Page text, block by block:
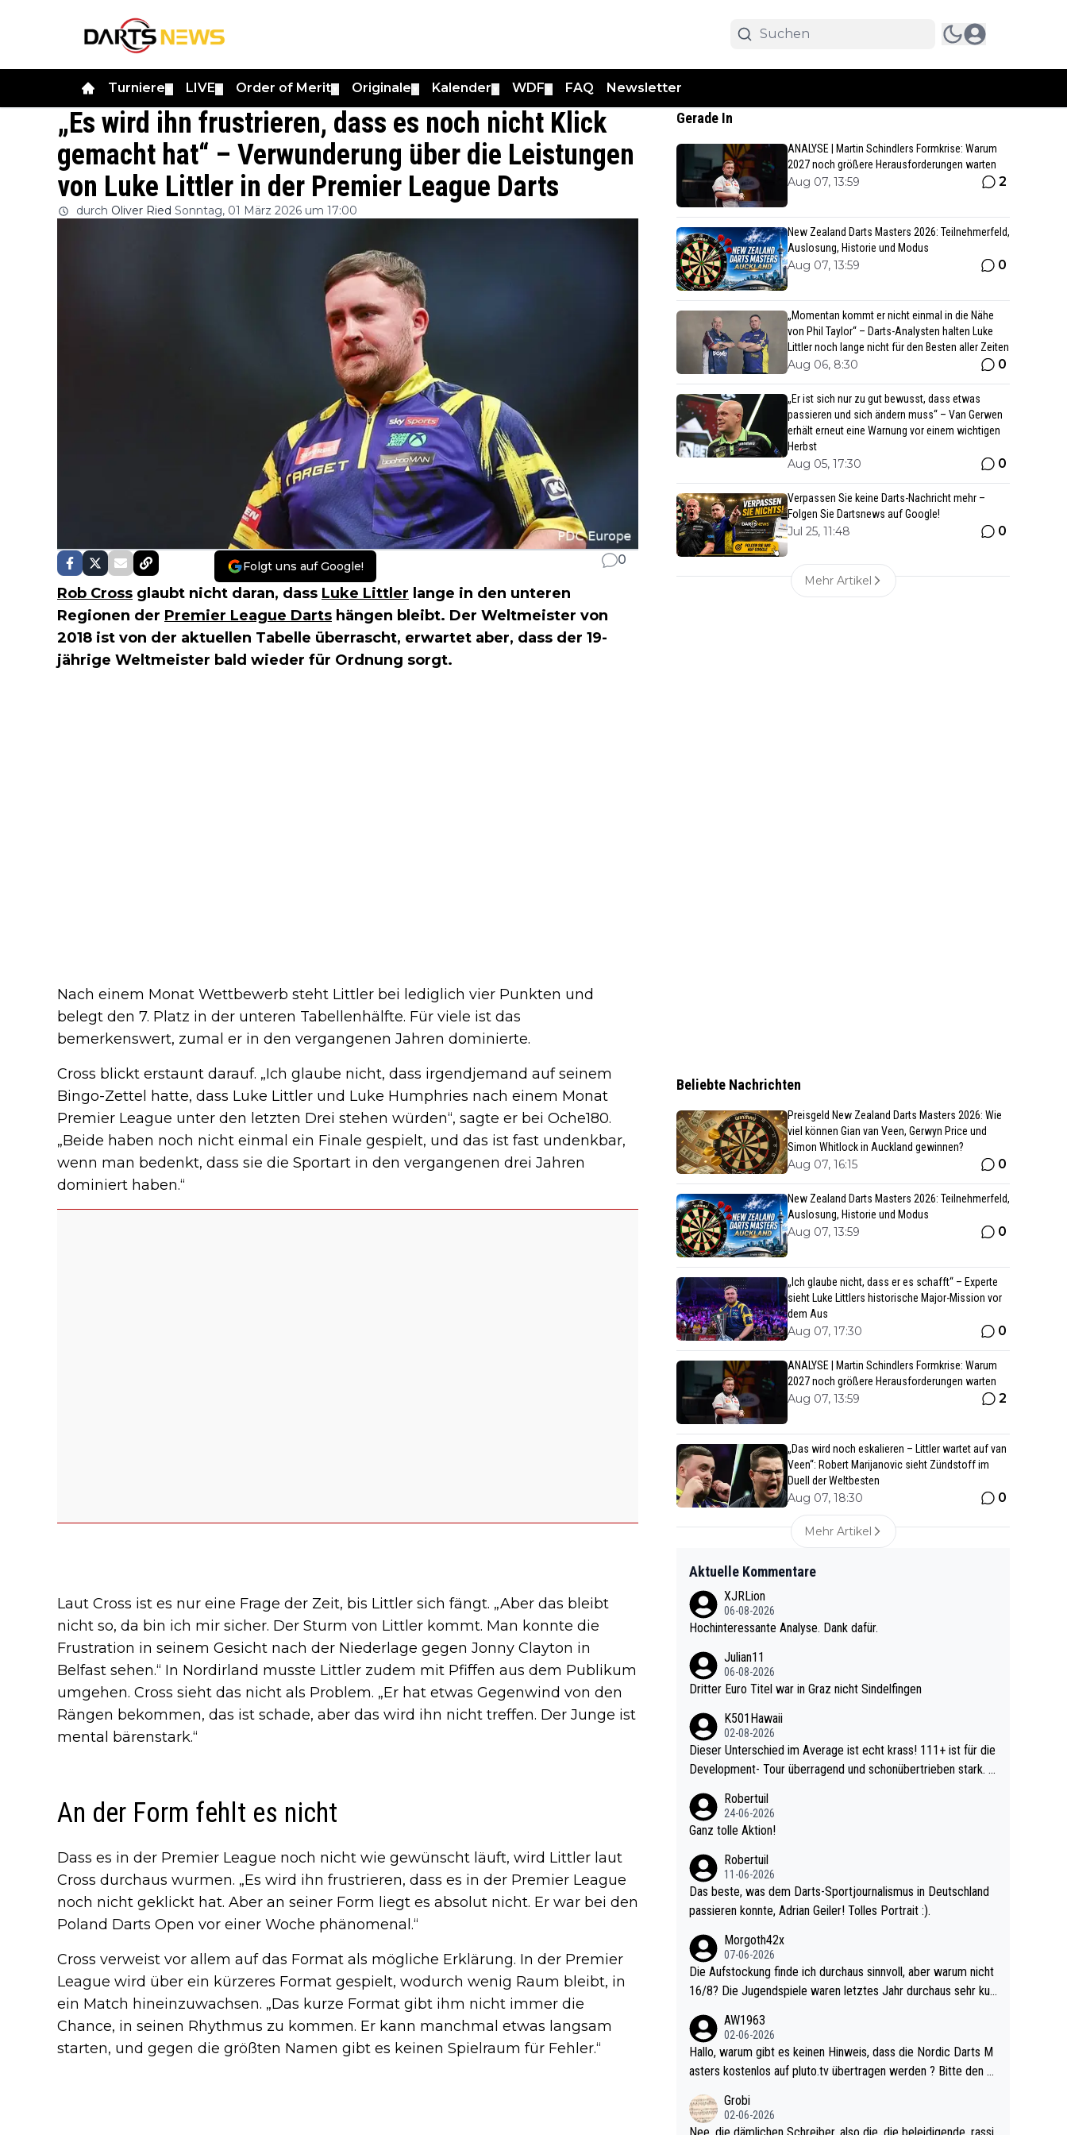
Turniere LIVE Order of Merit Originale Kalender WDF FAQ Newsletter
„Es wird ihn frustrieren, dass es noch nicht Klick
gemacht hat“ – Verwunderung über die Leistungen
von Luke Littler in der Premier League Darts
durch Oliver Ried Sonntag, 01 März 2026 um 17:00
Folgt uns auf Google! 0
Rob Cross glaubt nicht daran, dass Luke Littler lange in den unteren
Regionen der Premier League Darts hängen bleibt. Der Weltmeister von
2018 ist von der aktuellen Tabelle überrascht, erwartet aber, dass der 19-
jährige Weltmeister bald wieder für Ordnung sorgt.
Nach einem Monat Wettbewerb steht Littler bei lediglich vier Punkten und
belegt den 7. Platz in der unteren Tabellenhälfte. Für viele ist das
bemerkenswert, zumal er in den vergangenen Jahren dominierte.
Cross blickt erstaunt darauf. „Ich glaube nicht, dass irgendjemand auf seinem
Bingo-Zettel hatte, dass Luke Littler und Luke Humphries nach einem Monat
Premier League unter den letzten Drei stehen würden“, sagte er bei Oche180.
„Beide haben noch nicht einmal ein Finale gespielt, und das ist fast undenkbar,
wenn man bedenkt, dass sie die Sportart in den vergangenen drei Jahren
dominiert haben.“
Laut Cross ist es nur eine Frage der Zeit, bis Littler sich fängt. „Aber das bleibt
nicht so, da bin ich mir sicher. Der Sturm von Littler kommt. Man konnte die
Frustration in seinem Gesicht nach der Niederlage gegen Jonny Clayton in
Belfast sehen.“ In Nordirland musste Littler zudem mit Pfiffen aus dem Publikum
umgehen. Cross sieht das nicht als Problem. „Er hat etwas Gegenwind von den
Rängen bekommen, das ist schade, aber das wird ihn nicht treffen. Der Junge ist
mental bärenstark.“
An der Form fehlt es nicht
Dass es in der Premier League noch nicht wie gewünscht läuft, wird Littler laut
Cross durchaus wurmen. „Es wird ihn frustrieren, dass es in der Premier League
noch nicht geklickt hat. Aber an seiner Form liegt es absolut nicht. Er war bei den
Poland Darts Open vor einer Woche phänomenal.“
Cross verweist vor allem auf das Format als mögliche Erklärung. In der Premier
League wird über ein kürzeres Format gespielt, wodurch wenig Raum bleibt, in
ein Match hineinzuwachsen. „Das kurze Format gibt ihm nicht immer die
Chance, in seinen Rhythmus zu kommen. Er kann manchmal etwas langsam
starten, und gegen die größten Namen gibt es keinen Spielraum für Fehler.“
Gerade In
ANALYSE | Martin Schindlers Formkrise: Warum
2027 noch größere Herausforderungen warten
Aug 07, 13:59 2
New Zealand Darts Masters 2026: Teilnehmerfeld,
Auslosung, Historie und Modus
Aug 07, 13:59 0
„Momentan kommt er nicht einmal in die Nähe
von Phil Taylor“ – Darts-Analysten halten Luke
Littler noch lange nicht für den Besten aller Zeiten
Aug 06, 8:30 0
„Er ist sich nur zu gut bewusst, dass etwas
passieren und sich ändern muss“ – Van Gerwen
erhält erneut eine Warnung vor einem wichtigen
Herbst
Aug 05, 17:30 0
Verpassen Sie keine Darts-Nachricht mehr –
Folgen Sie Dartsnews auf Google!
Jul 25, 11:48 0
Mehr Artikel
Beliebte Nachrichten
Preisgeld New Zealand Darts Masters 2026: Wie
viel können Gian van Veen, Gerwyn Price und
Simon Whitlock in Auckland gewinnen?
Aug 07, 16:15 0
New Zealand Darts Masters 2026: Teilnehmerfeld,
Auslosung, Historie und Modus
Aug 07, 13:59 0
„Ich glaube nicht, dass er es schafft“ – Experte
sieht Luke Littlers historische Major-Mission vor
dem Aus
Aug 07, 17:30 0
ANALYSE | Martin Schindlers Formkrise: Warum
2027 noch größere Herausforderungen warten
Aug 07, 13:59 2
„Das wird noch eskalieren – Littler wartet auf van
Veen“: Robert Marijanovic sieht Zündstoff im
Duell der Weltbesten
Aug 07, 18:30 0
Mehr Artikel
Aktuelle Kommentare
XJRLion
06-08-2026
Hochinteressante Analyse. Dank dafür.
Julian11
06-08-2026
Dritter Euro Titel war in Graz nicht Sindelfingen
K501Hawaii
02-08-2026
Dieser Unterschied im Average ist echt krass! 111+ ist für die
Development- Tour überragend und schonübertrieben stark. U
e mal 40+ erst recht. Da gewinnst keinen Blumentopf - ist ja n
och krasser wie ein Pokalspiel eines Kreisligisten vs einem Bu
Robertuil
24-06-2026
Ganz tolle Aktion!
Robertuil
11-06-2026
Das beste, was dem Darts-Sportjournalismus in Deutschland
passieren konnte, Adrian Geiler! Tolles Portrait :).
Morgoth42x
07-06-2026
Die Aufstockung finde ich durchaus sinnvoll, aber warum nicht
16/8? Die Jugendspiele waren letztes Jahr durchaus sehr kur
l. Allerdings ist Mitchell Lawrie als Nummer 1 der Welt eh quali
fiziert. Somit ändert die automatische Qualifikation des Weltm
eisters erstmal nichts. Ich denke sie wollen damit für nächste
d wohl wenig WDF Turniere spielen. Dies war bei Archie Self l
etztes Jahr der Fall. Er musste als amtierender Weltmeister d
AW1963
02-06-2026
Hallo, warum gibt es keinen Hinweis, dass die Nordic Darts M
asters kostenlos auf pluto.tv übertragen werden ? Bitte den A
Grobi
02-06-2026